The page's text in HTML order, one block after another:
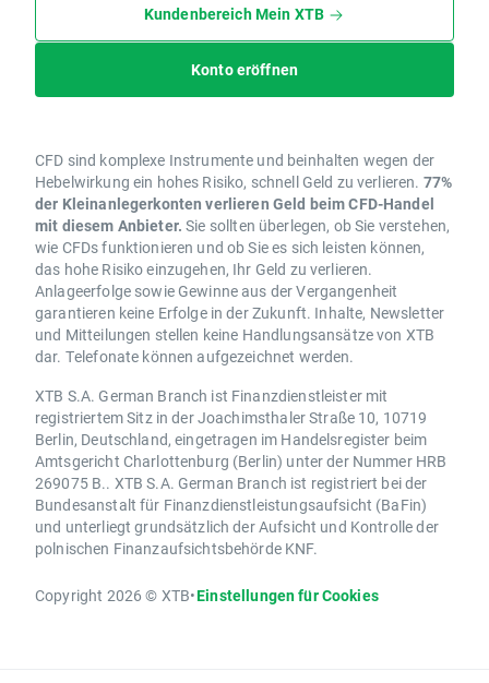
Kundenbereich Mein XTB
Konto eröffnen
CFD sind komplexe Instrumente und beinhalten wegen der
Hebelwirkung ein hohes Risiko, schnell Geld zu verlieren. 77%
der Kleinanlegerkonten verlieren Geld beim CFD-Handel
mit diesem Anbieter. Sie sollten überlegen, ob Sie verstehen,
wie CFDs funktionieren und ob Sie es sich leisten können,
das hohe Risiko einzugehen, Ihr Geld zu verlieren.
Anlageerfolge sowie Gewinne aus der Vergangenheit
garantieren keine Erfolge in der Zukunft. Inhalte, Newsletter
und Mitteilungen stellen keine Handlungsansätze von XTB
dar. Telefonate können aufgezeichnet werden.
XTB S.A. German Branch ist Finanzdienstleister mit
registriertem Sitz in der Joachimsthaler Straße 10, 10719
Berlin, Deutschland, eingetragen im Handelsregister beim
Amtsgericht Charlottenburg (Berlin) unter der Nummer HRB
269075 B.. XTB S.A. German Branch ist registriert bei der
Bundesanstalt für Finanzdienstleistungsaufsicht (BaFin)
und unterliegt grundsätzlich der Aufsicht und Kontrolle der
polnischen Finanzaufsichtsbehörde KNF.
Copyright 2026 © XTB•Einstellungen für Cookies